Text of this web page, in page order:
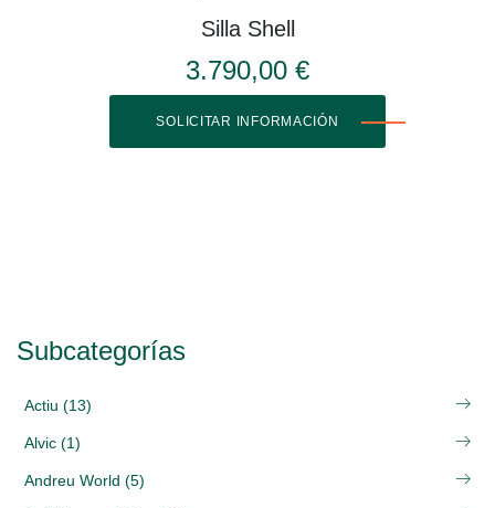
Silla Shell
3.790,00 €
SOLICITAR INFORMACIÓN
Subcategorías
Actiu (13)
Alvic (1)
Andreu World (5)